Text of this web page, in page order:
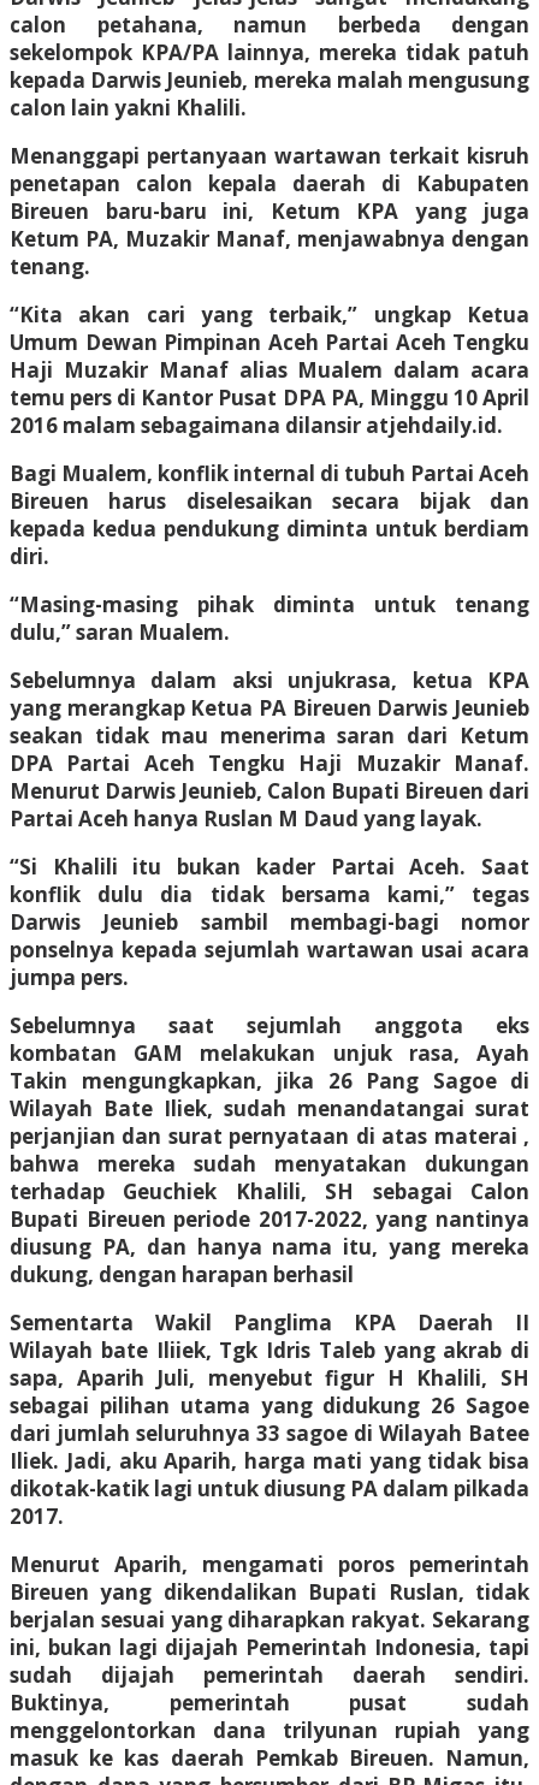
calon petahana, namun berbeda dengan
sekelompok KPA/PA lainnya, mereka tidak patuh
kepada Darwis Jeunieb, mereka malah mengusung
calon lain yakni Khalili.
Menanggapi pertanyaan wartawan terkait kisruh
penetapan calon kepala daerah di Kabupaten
Bireuen baru-baru ini, Ketum KPA yang juga
Ketum PA, Muzakir Manaf, menjawabnya dengan
tenang.
“Kita akan cari yang terbaik,” ungkap Ketua
Umum Dewan Pimpinan Aceh Partai Aceh Tengku
Haji Muzakir Manaf alias Mualem dalam acara
temu pers di Kantor Pusat DPA PA, Minggu 10 April
2016 malam sebagaimana dilansir atjehdaily.id.
Bagi Mualem, konflik internal di tubuh Partai Aceh
Bireuen harus diselesaikan secara bijak dan
kepada kedua pendukung diminta untuk berdiam
diri.
“Masing-masing pihak diminta untuk tenang
dulu,” saran Mualem.
Sebelumnya dalam aksi unjukrasa, ketua KPA
yang merangkap Ketua PA Bireuen Darwis Jeunieb
seakan tidak mau menerima saran dari Ketum
DPA Partai Aceh Tengku Haji Muzakir Manaf.
Menurut Darwis Jeunieb, Calon Bupati Bireuen dari
Partai Aceh hanya Ruslan M Daud yang layak.
“Si Khalili itu bukan kader Partai Aceh. Saat
konflik dulu dia tidak bersama kami,” tegas
Darwis Jeunieb sambil membagi-bagi nomor
ponselnya kepada sejumlah wartawan usai acara
jumpa pers.
Sebelumnya saat sejumlah anggota eks
kombatan GAM melakukan unjuk rasa, Ayah
Takin mengungkapkan, jika 26 Pang Sagoe di
Wilayah Bate Iliek, sudah menandatangai surat
perjanjian dan surat pernyataan di atas materai ,
bahwa mereka sudah menyatakan dukungan
terhadap Geuchiek Khalili, SH sebagai Calon
Bupati Bireuen periode 2017-2022, yang nantinya
diusung PA, dan hanya nama itu, yang mereka
dukung, dengan harapan berhasil
Sementarta Wakil Panglima KPA Daerah II
Wilayah bate Iliiek, Tgk Idris Taleb yang akrab di
sapa, Aparih Juli, menyebut figur H Khalili, SH
sebagai pilihan utama yang didukung 26 Sagoe
dari jumlah seluruhnya 33 sagoe di Wilayah Batee
Iliek. Jadi, aku Aparih, harga mati yang tidak bisa
dikotak-katik lagi untuk diusung PA dalam pilkada
2017.
Menurut Aparih, mengamati poros pemerintah
Bireuen yang dikendalikan Bupati Ruslan, tidak
berjalan sesuai yang diharapkan rakyat. Sekarang
ini, bukan lagi dijajah Pemerintah Indonesia, tapi
sudah dijajah pemerintah daerah sendiri.
Buktinya, pemerintah pusat sudah
menggelontorkan dana trilyunan rupiah yang
masuk ke kas daerah Pemkab Bireuen. Namun,